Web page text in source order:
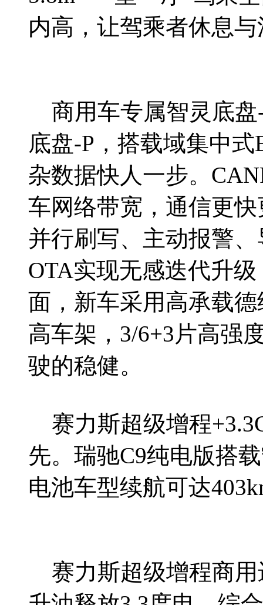
内高，让驾乘者休息
商用车专属智灵底盘
底盘-P，搭载域集中
杂数据快人一步。
车网络带宽，通信更
并行刷写、主动报警
OTA实现无感迭代升
面，新车采用高承载
高车架，3/6+3片高强
驶的稳健。
赛力斯超级增程
先。瑞驰C9纯电版搭
电池车型续航可达
赛力斯超级增程商用